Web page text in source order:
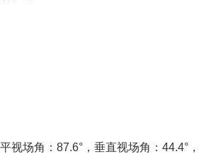
场角：87.6°，垂直视场角：44.4°